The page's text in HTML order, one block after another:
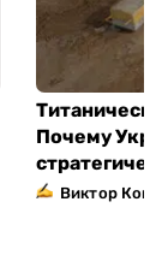
Почему
Виктор